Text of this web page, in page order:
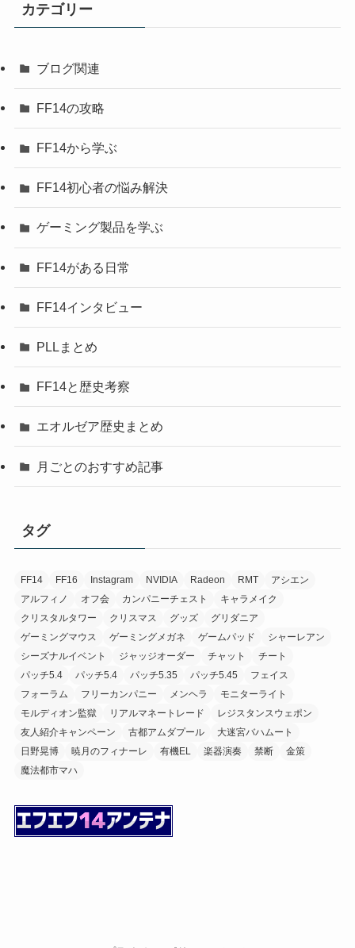
カテゴリー
ブログ関連
FF14の攻略
FF14から学ぶ
FF14初心者の悩み解決
ゲーミング製品を学ぶ
FF14がある日常
FF14インタビュー
PLLまとめ
FF14と歴史考察
エオルゼア歴史まとめ
月ごとのおすすめ記事
タグ
FF14 FF16 Instagram NVIDIA Radeon RMT
アシエン
アルフィノ
オフ会 カンパニーチェスト
キャラメイク
クリスタルタワー
クリスマス グッズ
グリダニア
ゲーミングマウス
ゲーミングメガネ ゲームパッド
シャーレアン
シーズナルイベント
ジャッジオーダー チャット
チート
パッチ5.4
パッチ5.4 パッチ5.35 パッチ5.45
フェイス
フォーラム
フリーカンパニー メンヘラ
モニターライト
モルディオン監獄
リアルマネートレード
レジスタンスウェポン
友人紹介キャンペーン
古都アムダプール
大迷宮バハムート
日野晃博
暁月のフィナーレ 有機EL 楽器演奏 禁断
金策
魔法都市マハ